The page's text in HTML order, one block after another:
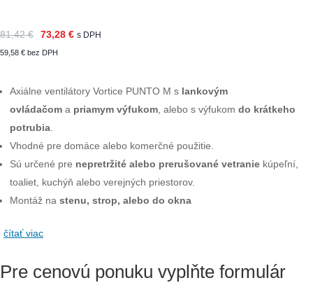
81,42€ 73,28 € s DPH
59,58 € bez DPH
Axiálne ventilátory Vortice PUNTO M s lankovým
ovládačom a priamym výfukom , alebo s výfukom do krátkeho
potrubia
Vhodné pre domáce alebo komerčné použitie.
Sú určené pre nepretržité alebo prerušované vetranie kúpeľní,
toaliet, kuchýň alebo verejných priestorov.
Montáž na stenu, strop, alebo do okna
čítať viac
Pre cenovú ponuku vyplňte formulár